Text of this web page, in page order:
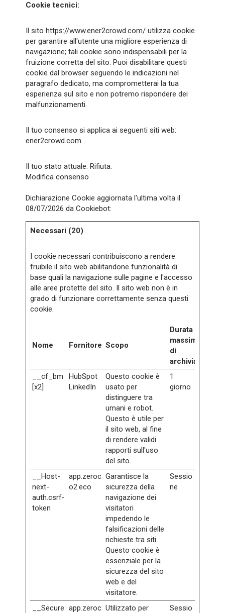
Cookie tecnici:
Il sito https://www.ener2crowd.com/ utilizza cookie
per garantire all'utente una migliore esperienza di
navigazione; tali cookie sono indispensabili per la
fruizione corretta del sito. Puoi disabilitare questi
cookie dal browser seguendo le indicazioni nel
paragrafo dedicato, ma comprometterai la tua
esperienza sul sito e non potremo rispondere dei
malfunzionamenti.
Il tuo consenso si applica ai seguenti siti web:
ener2crowd.com
Il tuo stato attuale: Rifiuta.
Modifica consenso
Dichiarazione Cookie aggiornata l'ultima volta il
08/07/2026 da Cookiebot:
Necessari (20)
I cookie necessari contribuiscono a rendere
fruibile il sito web abilitandone funzionalità di
base quali la navigazione sulle pagine e l'accesso
alle aree protette del sito. Il sito web non è in
grado di funzionare correttamente senza questi
cookie.
Nome Fornitore Scopo
Durata
massima
di
archiviazione
__cf_bm
[x2]
HubSpot
LinkedIn
Questo cookie è
usato per
distinguere tra
umani e robot.
Questo è utile per
il sito web, al fine
di rendere validi
rapporti sull'uso
del sito.
1
giorno
__Host-
next-
auth.csrf-
token
app.zeroc
o2.eco
Garantisce la
sicurezza della
navigazione dei
visitatori
impedendo le
falsificazioni delle
richieste tra siti.
Questo cookie è
essenziale per la
sicurezza del sito
web e del
visitatore.
Sessio
ne
__Secure app.zeroc Utilizzato per
Sessio